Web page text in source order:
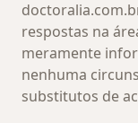
respostas na
meramente
nenhuma
substitutos de